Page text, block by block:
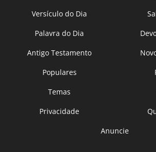
Versículo do Dia
Palavra do Dia
Antigo Testamento
Populares
Temas
Privacidade
Anuncie